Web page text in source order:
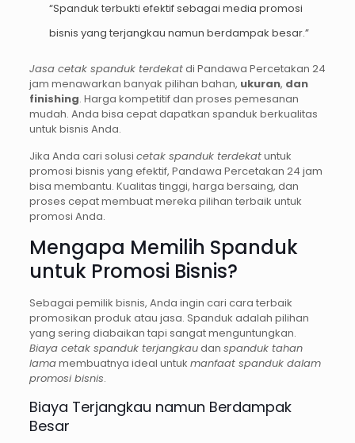
“Spanduk terbukti efektif sebagai media promosi
bisnis yang terjangkau namun berdampak besar.”
Jasa cetak spanduk terdekatdi Pandawa Percetakan 24
jam menawarkan banyak pilihan bahan, ukuran, dan
finishing. Harga kompetitif dan proses pemesanan
mudah. Anda bisa cepat dapatkan spanduk berkualitas
untuk bisnis Anda.
Jika Anda cari solusi cetak spanduk terdekatuntuk
promosi bisnis yang efektif, Pandawa Percetakan 24 jam
bisa membantu. Kualitas tinggi, harga bersaing, dan
proses cepat membuat mereka pilihan terbaik untuk
promosi Anda.
Mengapa Memilih Spanduk
untuk Promosi Bisnis?
Sebagai pemilik bisnis, Anda ingin cari cara terbaik
promosikan produk atau jasa. Spanduk adalah pilihan
yang sering diabaikan tapi sangat menguntungkan.
Biaya cetak spanduk terjangkaudan spanduk tahan
lamamembuatnya ideal untuk manfaat spanduk dalam
promosi bisnis.
Biaya Terjangkau namun Berdampak
Besar